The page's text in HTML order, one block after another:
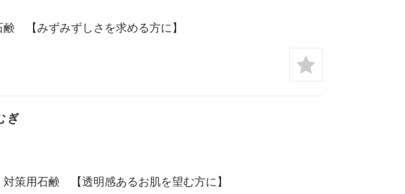
【みずみずしさを求める方に】
ぎ
対策用石鹸 【透明感あるお肌を望む方に】